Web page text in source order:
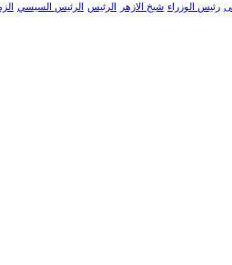
رئيس الوزراء شيخ الازهر الرئيس الرئيس السيسي